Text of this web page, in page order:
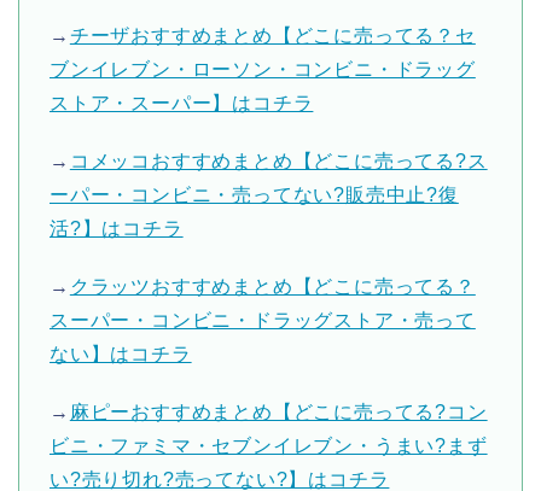
→ チーザおすすめまとめ【どこに売ってる？セ
ブンイレブン・ローソン・コンビニ・ドラッグ
ストア・スーパー】はコチラ
→ コメッコおすすめまとめ【どこに売ってる?ス
ーパー・コンビニ・売ってない?販売中止?復
活?】はコチラ
→ クラッツおすすめまとめ【どこに売ってる？
スーパー・コンビニ・ドラッグストア・売って
ない】はコチラ
→ 麻ピーおすすめまとめ【どこに売ってる?コン
ビニ・ファミマ・セブンイレブン・うまい?まず
い?売り切れ?売ってない?】はコチラ